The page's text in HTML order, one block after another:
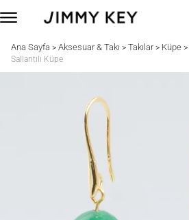
Ana Sayfa > Aksesuar & Takı > Takılar> Küpe>
Sallantılı Küpe